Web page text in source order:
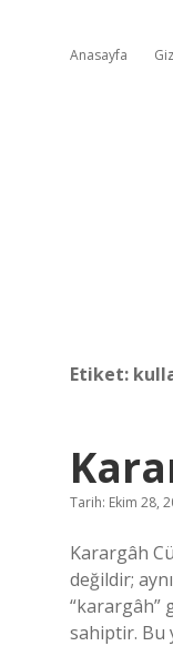
Anasayfa
Etiket:
Tarih: Ekim 28,
Karargâh
değildir;
“karargâh”
sahiptir. Bu